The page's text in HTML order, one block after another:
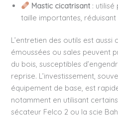
Mastic cicatrisant :
taille importantes, réduisant
L’entretien des outils est aussi
émoussées ou sales peuvent
du bois, susceptibles
reprise. L’investissement,
équipement de base, est
notamment en utilisant
sécateur Felco 2 ou la scie